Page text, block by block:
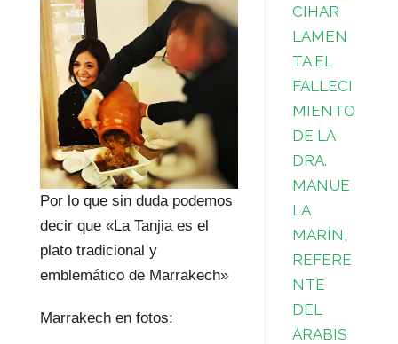
Por lo que sin duda podemos
decir que «La Tanjia es el
plato tradicional y
emblemático de Marrakech»
Marrakech en fotos:
CIHAR
LAMEN
TA EL
FALLECI
MIENTO
DE LA
DRA.
MANUE
LA
MARÍN,
REFERE
NTE
DEL
ARABIS